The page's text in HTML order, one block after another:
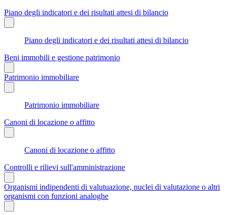
Piano degli indicatori e dei risultati attesi di bilancio
Piano degli indicatori e dei risultati attesi di bilancio
Beni immobili e gestione patrimonio
Patrimonio immobiliare
Patrimonio immobiliare
Canoni di locazione o affitto
Canoni di locazione o affitto
Controlli e rilievi sull'amministrazione
Organismi indipendenti di valutuazione, nuclei di valutazione o altri
organismi con funzioni analoghe